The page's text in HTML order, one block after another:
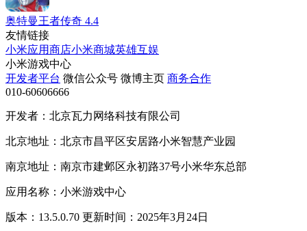
奥特曼王者传奇 4.4
友情链接
小米应用商店小米商城英雄互娱
小米游戏中心
开发者平台 微信公众号 微博主页 商务合作
010-60606666
开发者：北京瓦力网络科技有限公司
北京地址：北京市昌平区安居路小米智慧产业园
南京地址：南京市建邺区永初路37号小米华东总部
应用名称：小米游戏中心
版本：13.5.0.70 更新时间：2025年3月24日